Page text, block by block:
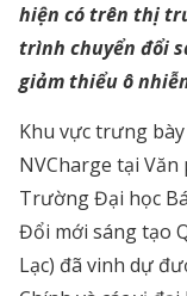
hiện có trên thị
trình chuyển đổi
giảm thiểu ô
Khu vực trưng
NVCharge tại
Trường Đại học
Đổi mới sáng tạo
Lạc) đã vinh dự